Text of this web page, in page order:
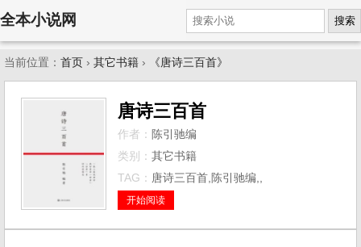
全本小说网 搜索
当前位置： 首页 › 其它书籍 › 《唐诗三百首》
唐诗三百首
作者： 陈引驰编
类别： 其它书籍
TAG： 唐诗三百首,陈引驰编,,
开始阅读